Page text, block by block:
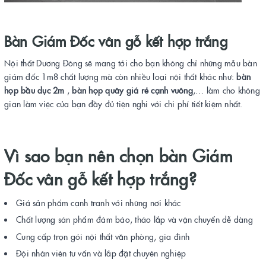
Bàn Giám Đốc vân gỗ kết hợp trắng
Nội thất Dương Đông sẽ mang tới cho bạn không chỉ những mẫu bàn
giám đốc 1m8 chất lượng mà còn nhiều loại nội thất khác như:bàn
họp bầu dục 2m ,bàn họp quây giá rẻ cạnh vuông,… làm cho không
gian làm việc của bạn đầy đủ tiện nghi với chi phí tiết kiệm nhất.
Vì sao bạn nên chọn bàn Giám
Đốc vân gỗ kết hợp trắng?
Giá sản phẩm cạnh tranh với những nơi khác
Chất lượng sản phẩm đảm bảo, tháo lắp và vận chuyển dễ dàng
Cung cấp trọn gói nội thất văn phòng, gia đình
Đội nhân viên tư vấn và lắp đặt chuyên nghiệp